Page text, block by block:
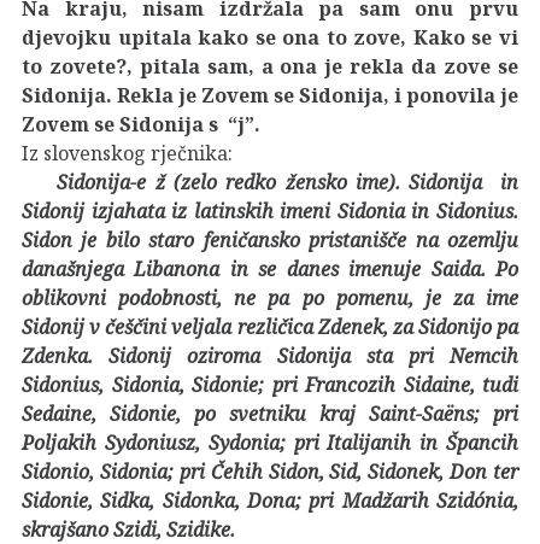
Na kraju, nisam izdržala pa sam onu prvu
djevojku upitala kako se ona to zove, Kako se vi
to zovete?, pitala sam, a ona je rekla da zove se
Sidonija. Rekla je Zovem se Sidonija, i ponovila je
Zovem se Sidonija s “j”.
Iz slovenskog rječnika:
Sidonija-e ž (zelo redko žensko ime). Sidonija in
Sidonij izjahata iz latinskih imeni Sidonia in Sidonius.
Sidon je bilo staro feničansko pristanišče na ozemlju
današnjega Libanona in se danes imenuje Saida. Po
oblikovni podobnosti, ne pa po pomenu, je za ime
Sidonij v češčini veljala rezličica Zdenek, za Sidonijo pa
Zdenka. Sidonij oziroma Sidonija sta pri Nemcih
Sidonius, Sidonia, Sidonie; pri Francozih Sidaine, tudi
Sedaine, Sidonie, po svetniku kraj Saint-Saëns; pri
Poljakih Sydoniusz, Sydonia; pri Italijanih in Špancih
Sidonio, Sidonia; pri Čehih Sidon, Sid, Sidonek, Don ter
Sidonie, Sidka, Sidonka, Dona; pri Madžarih Szidónia,
skrajšano Szidi, Szidike.